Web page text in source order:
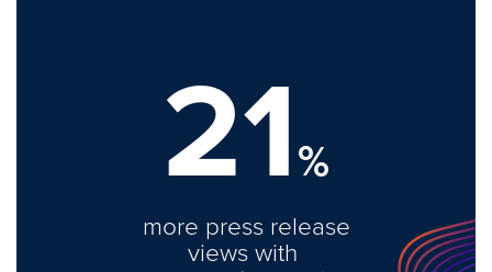
21%
more press release
views with